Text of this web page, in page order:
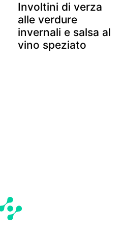
Involtini di verza
alle verdure
invernali e salsa al
vino speziato